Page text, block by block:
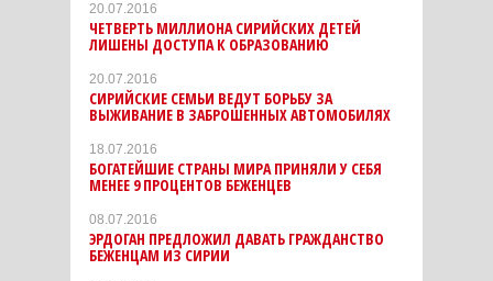
20.07.2016
ЧЕТВЕРТЬ МИЛЛИОНА СИРИЙСКИХ ДЕТЕЙ
ЛИШЕНЫ ДОСТУПА К ОБРАЗОВАНИЮ
20.07.2016
СИРИЙСКИЕ СЕМЬИ ВЕДУТ БОРЬБУ ЗА
ВЫЖИВАНИЕ В ЗАБРОШЕННЫХ АВТОМОБИЛЯХ
18.07.2016
БОГАТЕЙШИЕ СТРАНЫ МИРА ПРИНЯЛИ У СЕБЯ
МЕНЕЕ 9 ПРОЦЕНТОВ БЕЖЕНЦЕВ
08.07.2016
ЭРДОГАН ПРЕДЛОЖИЛ ДАВАТЬ ГРАЖДАНСТВО
БЕЖЕНЦАМ ИЗ СИРИИ